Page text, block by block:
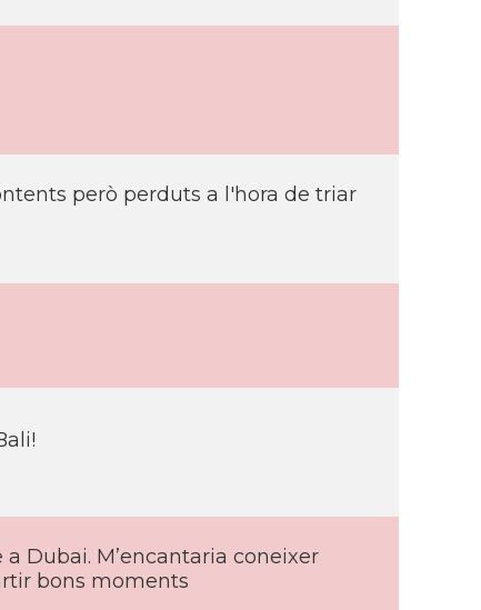
però perduts a l'hora de triar
a Dubai. M’encantaria coneixer
bons moments